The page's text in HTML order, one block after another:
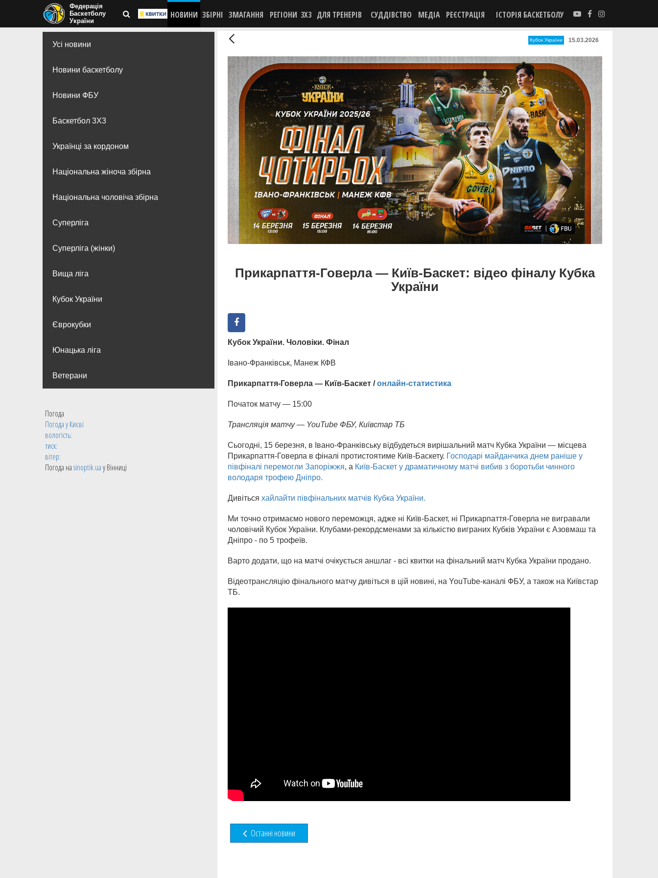
Федерація
Баскетболу
України
НОВИНИ ЗБІРНІ ЗМАГАННЯ РЕГІОНИ 3X3 ДЛЯ ТРЕНЕРІВ СУДДІВСТВО МЕДІА РЕЄСТРАЦІЯ ІСТОРІЯ БАСКЕТБОЛУ
Усі новини
Новини баскетболу
Новини ФБУ
Баскетбол 3Х3
Українці за кордоном
Національна жіноча збірна
Національна чоловіча збірна
Суперліга
Суперліга (жінки)
Вища лiга
Кубок України
Єврокубки
Юнацька ліга
Ветерани
Погода
Погода уКиєві
вологість:
тиск:
вітер:
Погода наsinoptik.uaу Вінниці
Кубок України 15.03.2026
Прикарпаття-Говерла — Київ-Баскет: відео фіналу Кубка
України
Кубок України. Чоловіки. Фінал
Івано-Франківськ, Манеж КФВ
Прикарпаття-Говерла — Київ-Баскет /онлайн-статистика
Початок матчу — 15:00
Трансляція матчу — YouTube ФБУ, Київстар ТБ
Сьогодні, 15 березня, в Івано-Франківську відбудеться вирішальний матч Кубка України — місцева
Прикарпаття-Говерла в фіналі протистоятиме Київ-Баскету. Господарі майданчика днем раніше у
півфіналі перемогли Запоріжжя, а Київ-Баскет у драматичному матчі вибив з боротьби чинного
володаря трофею Дніпро.
Дивіться хайлайти півфінальних матчів Кубка України.
Ми точно отримаємо нового переможця, адже ні Київ-Баскет, ні Прикарпаття-Говерла не вигравали
чоловічий Кубок України. Клубами-рекордсменами за кількістю виграних Кубків України є Азовмаш та
Дніпро - по 5 трофеїв.
Варто додати, що на матчі очікується аншлаг - всі квитки на фінальний матч Кубка України продано.
Відеотрансляцію фінального матчу дивіться в цій новині, на YouTube-каналі ФБУ, а також на Київстар
ТБ.
Останні новини